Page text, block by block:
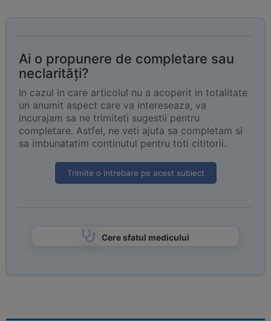
Ai o propunere de completare sau
neclarități?
In cazul in care articolul nu a acoperit in totalitate
un anumit aspect care va intereseaza, va
incurajam sa ne trimiteti sugestii pentru
completare. Astfel, ne veti ajuta sa completam si
sa imbunatatim continutul pentru toti cititorii.
Trimite o intrebare pe acest subiect
Cere sfatul medicului